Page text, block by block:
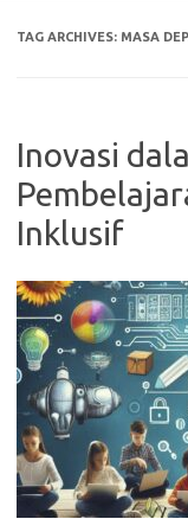
TAG ARCHIVES: MASA
Inovasi
Inklusif